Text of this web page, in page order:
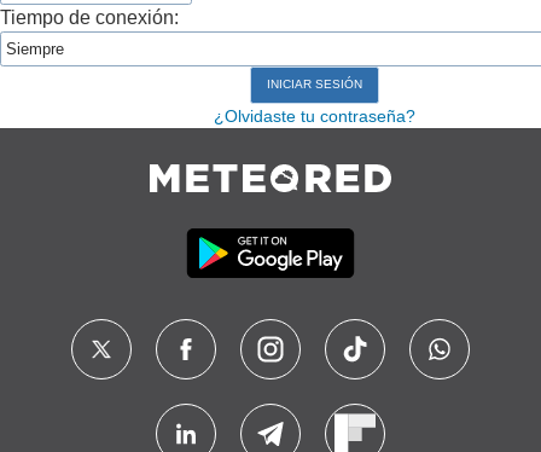
Tiempo de conexión:
¿Olvidaste tu contraseña?